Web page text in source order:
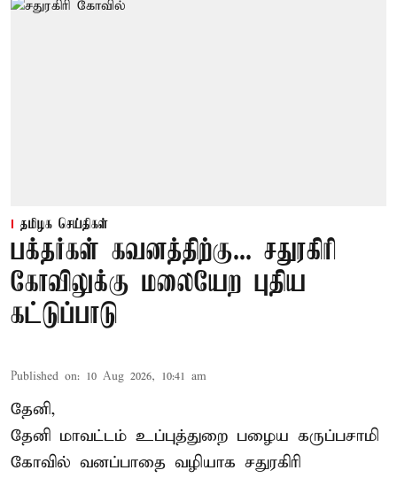
தமிழக செய்திகள்
பக்தர்கள் கவனத்திற்கு... சதுரகிரி
கோவிலுக்கு மலையேற புதிய
கட்டுப்பாடு
Published on: 10 Aug 2026, 10:41 am
தேனி,
தேனி மாவட்டம் உப்புத்துறை பழைய கருப்பசாமி
கோவில் வனப்பாதை வழியாக சதுரகிரி